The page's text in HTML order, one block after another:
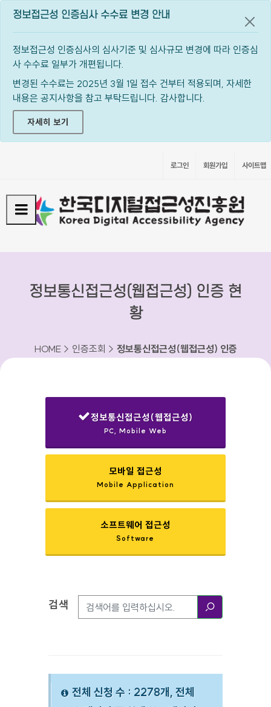
정보접근성 인증심사 수수료 변경 안내
정보접근성 인증심사의 심사기준 및 심사규모 변경에 따라 인증심
사 수수료 일부가 개편됩니다.
변경된 수수료는 2025년 3월 1일 접수 건부터 적용되며, 자세한
내용은 공지사항을 참고 부탁드립니다. 감사합니다.
자세히 보기
공지
로그인 회원가입 사이트맵
정보통신접근성(웹접근성) 인증 현
황
HOME > 인증조회 > 정보통신접근성(웹접근성) 인증
정보통신접근성(웹접근성)
PC, Mobile Web
모바일 접근성
Mobile Application
소프트웨어 접근성
Software
검색옵션
검색
전체 신청 수 : 2278개, 전체